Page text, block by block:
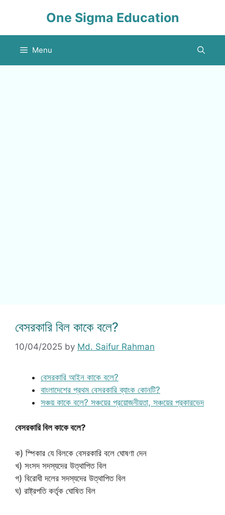
One Sigma Education
Menu
বেসরকারি বিল কাকে বলে?
10/04/2025 by Md. Saifur Rahman
বেসরকারি আইন কাকে বলে?
বাংলাদেশের প্রথম বেসরকারি ব্যাংক কোনটি?
সঞ্চয় কাকে বলে? সঞ্চয়ের প্রয়োজনীয়তা, সঞ্চয়ের প্রকারভেদ
বেসরকারি বিল কাকে বলে?
ক) স্পিকার যে বিলকে বেসরকারি বলে ঘোষণা দেন
খ) সংসদ সদস্যদের উত্থাপিত বিল
গ) বিরোধী দলের সদস্যদের উত্থাপিত বিল
ঘ) রাষ্ট্রপতি কর্তৃক ঘোষিত বিল